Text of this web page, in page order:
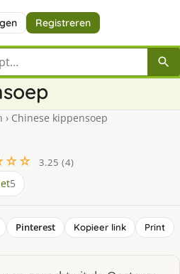
Registreren
› Chinese kippensoep
3.25 (4)
5
Pinterest Kopieer link Print